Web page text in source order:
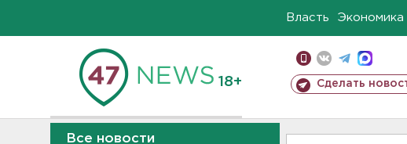
Власть Экономика
18+ Сделать
Все новости